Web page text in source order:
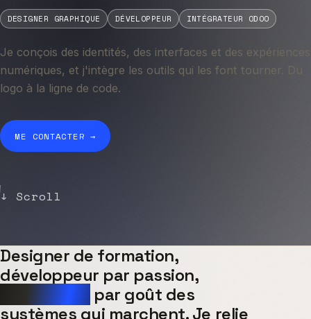
DESIGNER GRAPHIQUE DÉVELOPPEUR INTÉGRATEUR ODOO
Je conçois des identités, des interfaces et des expériences
numériques, et j'intègre les outils qui les font tourner. Du
logo à la ligne de code.
ME CONTACTER →
↓ Scroll
Designer de formation,
développeur par passion,
par goût des
systèmes qui marchent. Je relie